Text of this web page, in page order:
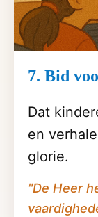
7. Bid
Dat
en
glorie.
"De Heer